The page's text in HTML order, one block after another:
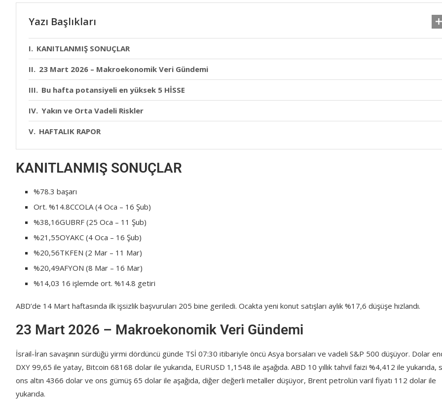
Yazı Başlıkları
KANITLANMIŞ SONUÇLAR
23 Mart 2026 – Makroekonomik Veri Gündemi
Bu hafta potansiyeli en yüksek 5 HİSSE
Yakın ve Orta Vadeli Riskler
HAFTALIK RAPOR
KANITLANMIŞ SONUÇLAR
%78.3 başarı
Ort. %14.8CCOLA (4 Oca – 16 Şub)
%38,16GUBRF (25 Oca – 11 Şub)
%21,55OYAKC (4 Oca – 16 Şub)
%20,56TKFEN (2 Mar – 11 Mar)
%20,49AFYON (8 Mar – 16 Mar)
%14,03 16 işlemde ort. %14.8 getiri
ABD’de 14 Mart haftasında ilk işsizlik başvuruları 205 bine geriledi. Ocakta yeni konut satışları aylık %17,6 düşüşe hızlandı.
23 Mart 2026 – Makroekonomik Veri Gündemi
İsrail-İran savaşının sürdüğü yirmi dördüncü günde TSİ 07:30 itibariyle öncü Asya borsaları ve vadeli S&P 500 düşüyor. Dolar
DXY 99,65 ile yatay, Bitcoin 68168 dolar ile yukarıda, EURUSD 1,1548 ile aşağıda. ABD 10 yıllık tahvil faizi %4,412 ile yukarıda,
ons altın 4366 dolar ve ons gümüş 65 dolar ile aşağıda, diğer değerli metaller düşüyor, Brent petrolün varil fiyatı 112 dolar ile
yukarıda.